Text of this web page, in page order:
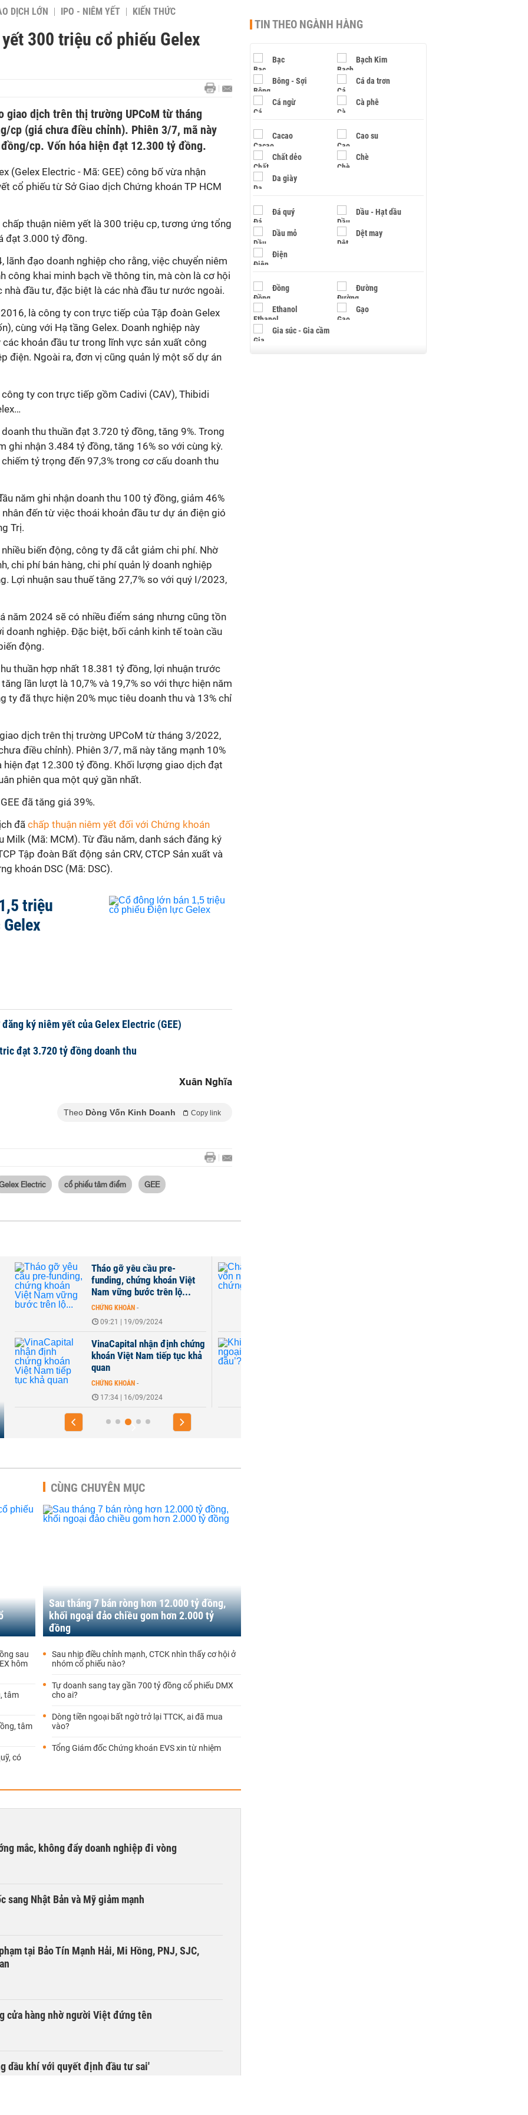
DỊCH LỚN IPO - NIÊM YẾT KIẾN THỨC
300 triệu cổ phiếu Gelex
giao dịch trên thị trường UPCoM từ tháng
cp (giá chưa điều chỉnh). Phiên 3/7, mã này
cp. Vốn hóa hiện đạt 12.300 tỷ đồng.
(Gelex Electric - Mã: GEE) công bố vừa nhận
cổ phiếu từ Sở Giao dịch Chứng khoán TP HCM
thuận niêm yết là 300 triệu cp, tương ứng tổng
đạt 3.000 tỷ đồng.
đạo doanh nghiệp cho rằng, việc chuyển niêm
công khai minh bạch về thông tin, mà còn là cơ hội
nhà đầu tư, đặc biệt là các nhà đầu tư nước ngoài.
là công ty con trực tiếp của Tập đoàn Gelex
cùng với Hạ tầng Gelex. Doanh nghiệp này
các khoản đầu tư trong lĩnh vực sản xuất công
điện. Ngoài ra, đơn vị cũng quản lý một số dự án
ty con trực tiếp gồm Cadivi (CAV), Thibidi
thu thuần đạt 3.720 tỷ đồng, tăng 9%. Trong
ghi nhận 3.484 tỷ đồng, tăng 16% so với cùng kỳ.
tỷ trọng đến 97,3% trong cơ cấu doanh thu
năm ghi nhận doanh thu 100 tỷ đồng, giảm 46%
đến từ việc thoái khoản đầu tư dự án điện gió
Trị.
biến động, công ty đã cắt giảm chi phí. Nhờ
chi phí bán hàng, chi phí quản lý doanh nghiệp
Lợi nhuận sau thuế tăng 27,7% so với quý I/2023,
năm 2024 sẽ có nhiều điểm sáng nhưng cũng tồn
nghiệp. Đặc biệt, bối cảnh kinh tế toàn cầu
động.
thuần hợp nhất 18.381 tỷ đồng, lợi nhuận trước
lần lượt là 10,7% và 19,7% so với thực hiện năm
ty đã thực hiện 20% mục tiêu doanh thu và 13% chỉ
dịch trên thị trường UPCoM từ tháng 3/2022,
điều chỉnh). Phiên 3/7, mã này tăng mạnh 10%
hiện đạt 12.300 tỷ đồng. Khối lượng giao dịch đạt
phiên qua một quý gần nhất.
đã tăng giá 39%.
đã chấp thuận niêm yết đối với Chứng khoán
Milk (Mã: MCM). Từ đầu năm, danh sách đăng ký
Tập đoàn Bất động sản CRV, CTCP Sản xuất và
khoán DSC (Mã: DSC).
triệu
đăng ký niêm yết của Gelex Electric (GEE)
đạt 3.720 tỷ đồng doanh thu
Xuân Nghĩa
Theo Dòng Vốn Kinh Doanh Copy link
Electric cổ phiếu tâm điểm GEE
Tháo gỡ yêu cầu pre-
funding, chứng khoán Việt
Nam vững bước trên lộ...
CHỨNG KHOÁN -
09:21 | 19/09/2024
VinaCapital nhận định chứng
khoán Việt Nam tiếp tục khả
quan
CHỨNG KHOÁN -
17:34 | 16/09/2024
sau
hôm
tâm
tâm
có
CÙNG CHUYÊN MỤC
Sau tháng 7 bán ròng hơn 12.000 tỷ đồng,
khối ngoại đảo chiều gom hơn 2.000 tỷ
đồng
Sau nhịp điều chỉnh mạnh, CTCK nhìn thấy cơ hội ở
nhóm cổ phiếu nào?
Tự doanh sang tay gần 700 tỷ đồng cổ phiếu DMX
cho ai?
Dòng tiền ngoại bất ngờ trở lại TTCK, ai đã mua
vào?
Tổng Giám đốc Chứng khoán EVS xin từ nhiệm
mắc, không đẩy doanh nghiệp đi vòng
sang Nhật Bản và Mỹ giảm mạnh
tại Bảo Tín Mạnh Hải, Mi Hồng, PNJ, SJC,
cửa hàng nhờ người Việt đứng tên
dầu khí với quyết định đầu tư sai'
TIN THEO NGÀNH HÀNG
Bạc Bạch Kim
Bông - Sợi Cá da trơn
Cá ngừ Cà phê
Cacao Cao su
Chất dẻo Chè
Da giày
Đá quý Dầu - Hạt dầu
Dầu mỏ Dệt may
Điện
Đồng Đường
Ethanol Gạo
Gia súc - Gia cầm